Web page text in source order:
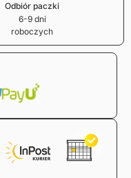
Odbiór paczki
6-9 dni
roboczych